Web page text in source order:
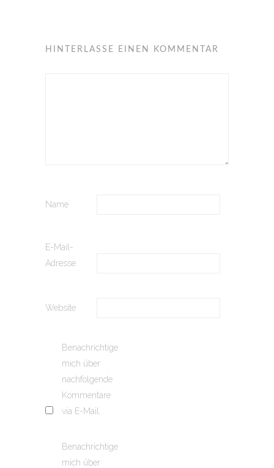
HINTERLASSE EINEN KOMMENTAR
Name
E-Mail-
Adresse
Website
Benachrichtige
mich über
nachfolgende
Kommentare
via E-Mail.
Benachrichtige
mich über